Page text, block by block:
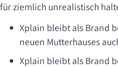
für ziemlich unrealistisch
Xplain bleibt als Brand
neuen Mutterhauses
Xplain bleibt als Brand